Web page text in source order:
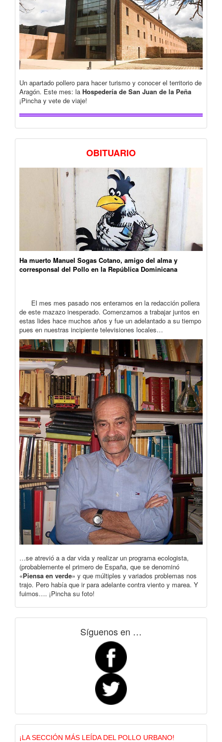
Un apartado pollero para hacer turismo y conocer el territorio de
Aragón. Este mes: la Hospedería de San Juan de la Peña
¡Pincha y vete de viaje!
OBITUARIO
Ha muerto Manuel Sogas Cotano, amigo del alma y
corresponsal del Pollo en la República Dominicana
El mes mes pasado nos enteramos en la redacción pollera
de este mazazo inesperado. Comenzamos a trabajar juntos en
estas lides hace muchos años y fue un adelantado a su tiempo
pues en nuestras incipiente televisiones locales…
…se atrevió a a dar vida y realizar un programa ecologista,
(probablemente el primero de España, que se denominó
«Piensa en verde» y que múltiples y variados problemas nos
trajo. Pero había que ir para adelante contra viento y marea. Y
fuimos…. ¡Pincha su foto!
Síguenos en …
¡LA SECCIÓN MÁS LEÍDA DEL POLLO URBANO!